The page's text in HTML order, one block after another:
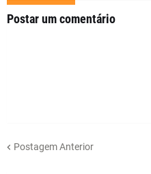
Postar um comentário
Postagem Anterior